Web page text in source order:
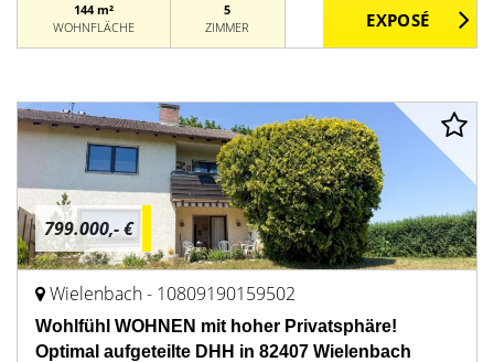
144 m²
WOHNFLÄCHE
5
ZIMMER
799.000,- €
Wielenbach - 10809190159502
Wohlfühl WOHNEN mit hoher Privatsphäre!
Optimal aufgeteilte DHH in 82407 Wielenbach